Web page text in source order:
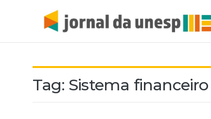
Tag: Sistema financeiro